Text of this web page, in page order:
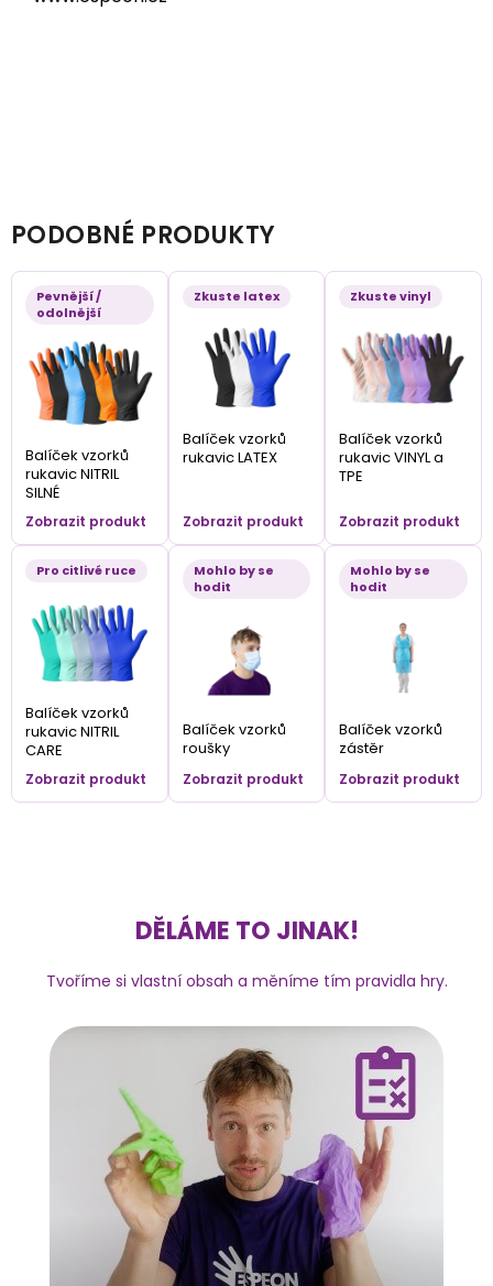
PODOBNÉ PRODUKTY
Pevnější /
odolnější
Balíček vzorků
rukavic NITRIL
SILNÉ
Zobrazit produkt
Zkuste latex
Balíček vzorků
rukavic LATEX
Zobrazit produkt
Zkuste vinyl
Balíček vzorků
rukavic VINYL a
TPE
Zobrazit produkt
Pro citlivé ruce
Balíček vzorků
rukavic NITRIL
CARE
Zobrazit produkt
Mohlo by se
hodit
Balíček vzorků
roušky
Zobrazit produkt
Mohlo by se
hodit
Balíček vzorků
zástěr
Zobrazit produkt
DĚLÁME TO JINAK!
Tvoříme si vlastní obsah a měníme tím pravidla hry.